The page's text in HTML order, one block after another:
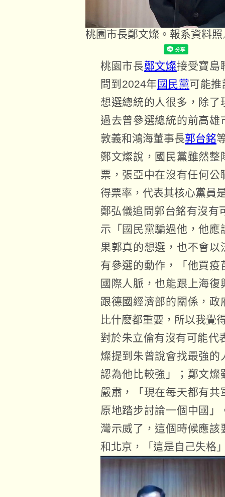
桃園市長鄭文燦。報系資料
桃園市長鄭文燦接受寶島
問到2024年 國民黨可能推
想選總統的人很多，除了
過去曾參選總統的前高
敦義和鴻海董事長郭台銘
鄭文燦說，國民黨雖然
票，張亞中在沒有任何
得票率，代表其核心黨員
鄭弘儀追問郭台銘有沒有
示「國民黨騙過他，他
果郭真的想選，也不會
有參選的動作，「他買
國際人脈，也能跟上海
跟德國經濟部的關係，
比什麼都重要，所以我覺
對於朱立倫有沒有可能代
燦提到朱曾說會找最強的
認為他比較強」；鄭文燦
嚴肅，「現在每天都有
原地踏步討論一個中國
灣示威了，這個時候應
和北京，「這是自己失格